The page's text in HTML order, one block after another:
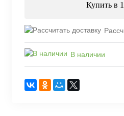
Купить в
В наличии